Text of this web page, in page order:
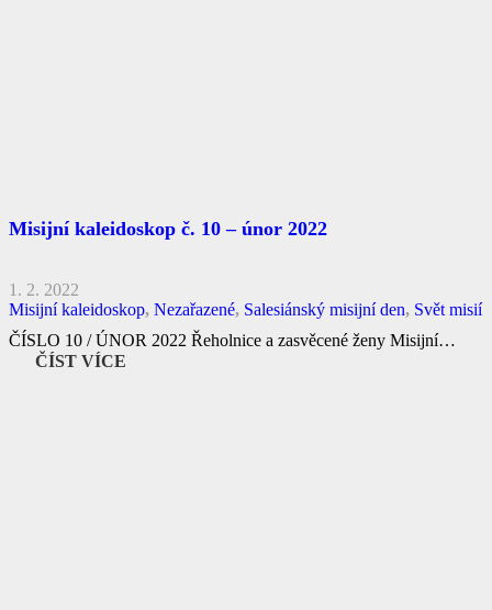
Misijní kaleidoskop č. 10 – únor 2022
1. 2. 2022
Misijní kaleidoskop, Nezařazené, Salesiánský misijní den, Svět misií
ČÍSLO 10 / ÚNOR 2022 Řeholnice a zasvěcené ženy Misijní…
ČÍST VÍCE